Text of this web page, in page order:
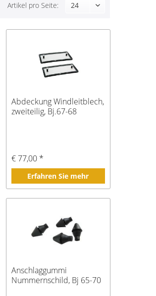
Artikel pro Seite:
Abdeckung Windleitblech,
zweiteilig, Bj.67-68
€ 77,00 *
Erfahren Sie mehr
Anschlaggummi
Nummernschild, Bj 65-70